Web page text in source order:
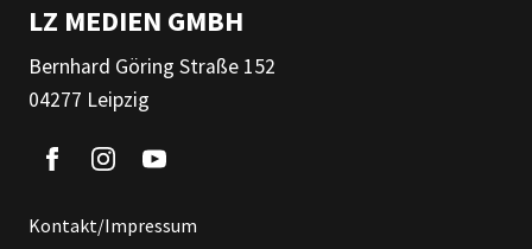
LZ MEDIEN GMBH
Bernhard Göring Straße 152
04277 Leipzig
Kontakt/Impressum